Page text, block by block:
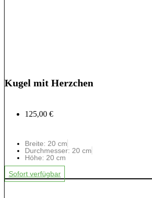
Kugel mit Herzchen
125,00 €
Breite: 20 cm
Durchmesser: 20 cm
Höhe: 20 cm
Sofort verfügbar